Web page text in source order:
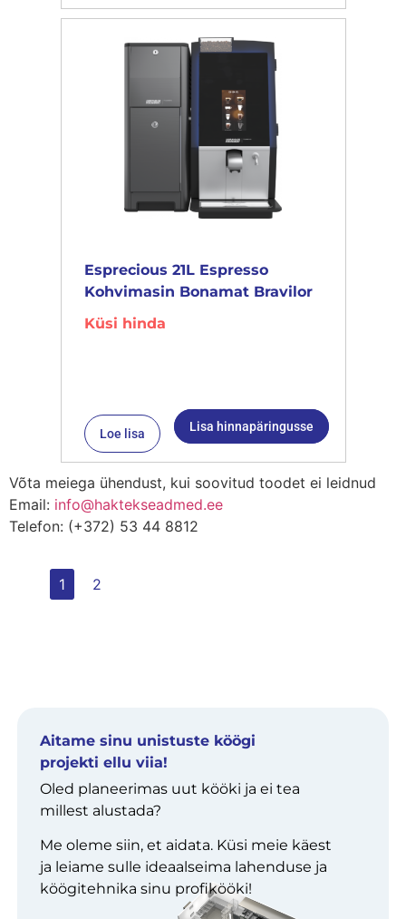
Esprecious 21L Espresso
Kohvimasin Bonamat Bravilor
Küsi hinda
Loe lisa Lisa hinnapäringusse
Võta meiega ühendust, kui soovitud toodet ei leidnud
Email: info@haktekseadmed.ee
Telefon: (+372) 53 44 8812
1 2
Aitame sinu unistuste köögi
projekti ellu viia!
Oled planeerimas uut kööki ja ei tea
millest alustada?
Me oleme siin, et aidata. Küsi meie käest
ja leiame sulle ideaalseima lahenduse ja
köögitehnika sinu profikööki!